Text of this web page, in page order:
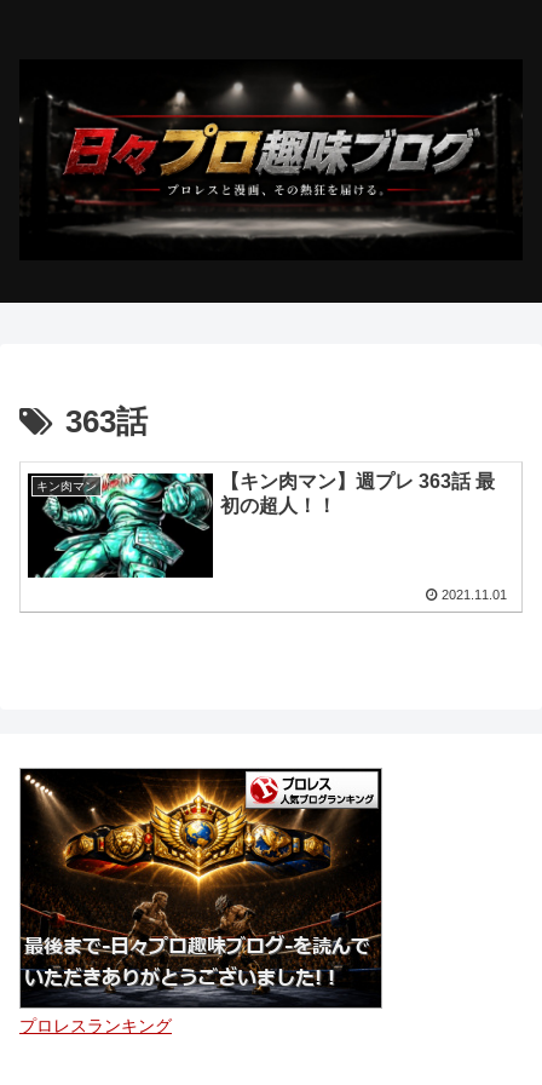
363話
キン肉マン
【キン肉マン】週プレ 363話 最
初の超人！！
2021.11.01
プロレスランキング